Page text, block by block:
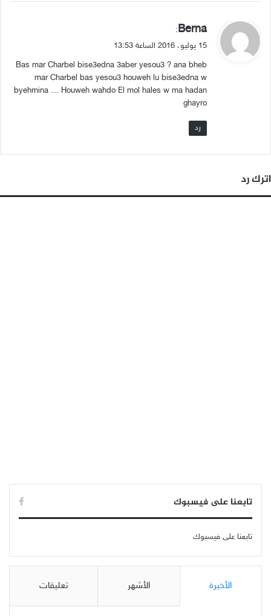
ي
ق
ل
Berna
:
15 يوليو، 2016 الساعة 13:53
Bas mar Charbel bise3edna 3aber yesou3 ? ana bheb
mar Charbel bas yesou3 houweh lu bise3edna w
byehmina … Houweh wahdo El mol hales w ma hadan
ghayro
رد
اترك رد
تابعنا على فيسبوك
تابعنا على فيسبوك
الأخيرة الأشهر تعليقات